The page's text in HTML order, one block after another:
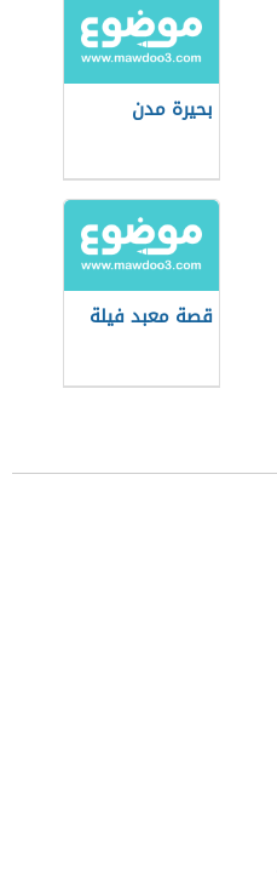
بحيرة مدن
قصة معبد فيلة